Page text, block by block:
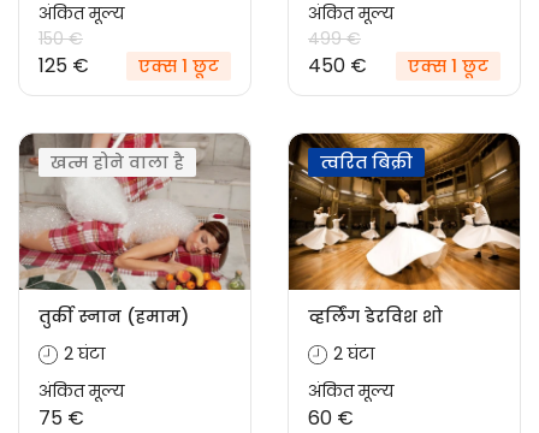
अंकित मूल्य
150 €
125 € एक्स 1 छूट
अंकित मूल्य
499 €
450 € एक्स 1 छूट
खत्म होने वाला है
तुर्की स्नान (हमाम)
2 घंटा
अंकित मूल्य
75 €
त्वरित बिक्री
व्हर्लिंग डेरविश शो
2 घंटा
अंकित मूल्य
60 €